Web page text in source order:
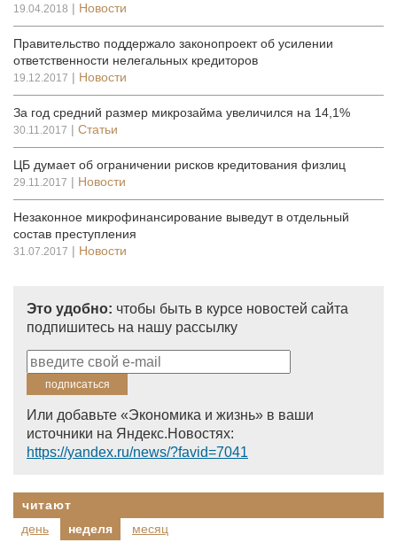
19.04.2018 | Новости
Правительство поддержало законопроект об усилении
ответственности нелегальных кредиторов
19.12.2017 | Новости
За год средний размер микрозайма увеличился на 14,1%
30.11.2017 | Статьи
ЦБ думает об ограничении рисков кредитования физлиц
29.11.2017 | Новости
Незаконное микрофинансирование выведут в отдельный
состав преступления
31.07.2017 | Новости
Это удобно: чтобы быть в курсе новостей сайта
подпишитесь на нашу рассылку
Или добавьте «Экономика и жизнь» в ваши
источники на Яндекс.Новостях:
https://yandex.ru/news/?favid=7041
читают
день
неделя месяц